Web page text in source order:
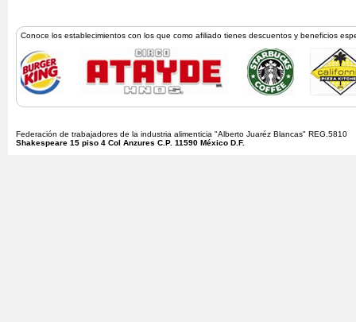
Conoce los establecimientos con los que como afiliado tienes descuentos y beneficios
Federación de trabajadores de la industria alimenticia "Alberto Juaréz Blancas" REG.5810
Shakespeare 15 piso 4 Col Anzures C.P. 11590 México D.F.